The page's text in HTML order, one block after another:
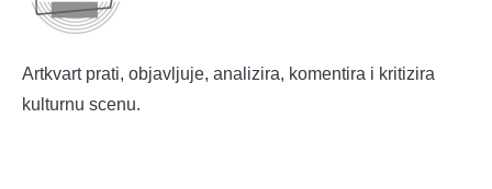
Artkvart prati, objavljuje, analizira, komentira i kritizira
kulturnu scenu.